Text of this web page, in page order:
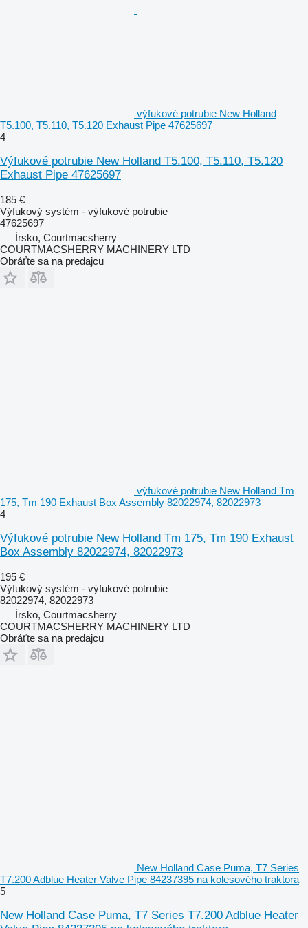
výfukové potrubie New Holland
T5.100, T5.110, T5.120 Exhaust Pipe 47625697
4
Výfukové potrubie New Holland T5.100, T5.110, T5.120
Exhaust Pipe 47625697
185 €
Výfukový systém - výfukové potrubie
47625697
Írsko, Courtmacsherry
COURTMACSHERRY MACHINERY LTD
Obráťte sa na predajcu
výfukové potrubie New Holland Tm
175, Tm 190 Exhaust Box Assembly 82022974, 82022973
4
Výfukové potrubie New Holland Tm 175, Tm 190 Exhaust
Box Assembly 82022974, 82022973
195 €
Výfukový systém - výfukové potrubie
82022974, 82022973
Írsko, Courtmacsherry
COURTMACSHERRY MACHINERY LTD
Obráťte sa na predajcu
New Holland Case Puma, T7 Series
T7.200 Adblue Heater Valve Pipe 84237395 na kolesového traktora
5
New Holland Case Puma, T7 Series T7.200 Adblue Heater